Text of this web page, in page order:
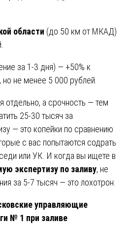
области (до 50 км от МКАД)
за 1-3 дня) — +50% к
не менее 5 000 рублей.
отдельно, а срочность — тем
25-30 тысяч за
— это копейки по сравнению
с вас попытаются содрать
или УК. И когда вы ищете в
экспертизу по заливу, не
за 5-7 тысяч — это лохотрон.
управляющие
№ 1 при заливе